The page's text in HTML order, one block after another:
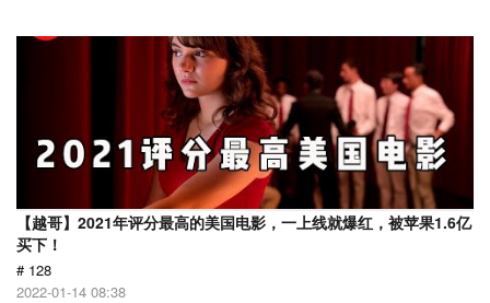
【越哥】2021年评分最高的美国电影，一上线就爆红，被苹果1.6亿
买下！
# 128
2022-01-14 08:38